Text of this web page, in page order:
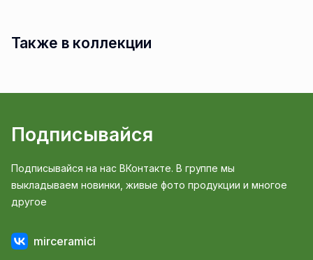
Также в коллекции
Подписывайся
Подписывайся на нас ВКонтакте. В группе мы
выкладываем новинки, живые фото продукции и многое
другое
mirceramici